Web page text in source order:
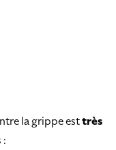
la grippe esttrès
: